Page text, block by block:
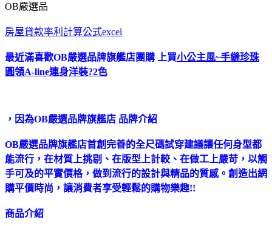
OB嚴選品
房屋貸款率利計算公式excel
最近滿喜歡OB嚴選品牌旗艦店團購 上買小公主風~手縫珍珠
圓領A-line連身洋裝?2色
，因為OB嚴選品牌旗艦店 品牌介紹
OB嚴選品牌旗艦店首創完善的全尺碼試穿建議讓任何身型都
能流行，在材質上挑剔、在版型上計較、在做工上嚴苛，以觸
手可及的平實價格，做到流行的設計與精品的質感。創造出網
購平價時尚，讓消費者享受輕鬆的購物樂趣!!
商品介紹